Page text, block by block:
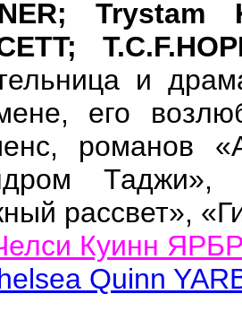
Trystam
и
его
романов
Таджи»,
рассвет»,
Куинн
Quinn